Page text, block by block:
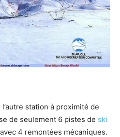
station à proximité de
de seulement 6 pistes de ski
4 remontées mécaniques.